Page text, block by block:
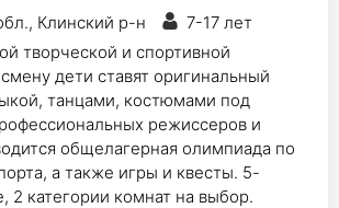
Клинский р-н
7-17 лет
творческой и спортивной
дети ставят оригинальный
танцами, костюмами под
режиссеров и
общелагерная олимпиада по
а также игры и квесты. 5-
2 категории комнат на выбор.